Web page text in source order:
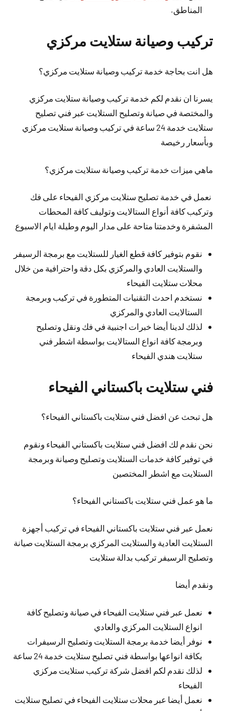
المناطق.
تركيب وصيانة ستلايت مركزي
هل انت بحاجة خدمة تركيب وصيانة ستلايت مركزي؟
يسرنا ان نقدم لكم خدمة تركيب وصيانة ستلايت مركزي
والمختصة في صيانة وتصليح الستلايت عبر فني تصليح
ستلايت خدمة 24 ساعة في تركيب وصيانة ستلايت مركزي
وبأسعار رخيصة
ماهي ميزات خدمة تركيب وصيانة ستلايت مركزي؟
نعمل في خدمة تصليح ستلايت مركزي الفيحاء على فك
وتركيب كافة أنواع الستالايت وتوليف كافة المحطات
المشفرة وخدمتنا متاحة على مدار اليوم وطيلة ايام الاسبوع
نقوم بتوفير كافة قطع الغيار للستلايت مع برمجة الرسيفر
والستلايت العادي والمركزي بكل دقة واحترافية من خلال
محلات ستلايت الفيحاء
نستخدم احدث التقنيات المتطورة في تركيب وبرمجة
الستالايت العادي والمركزي
لذلك لدينا أيضا خبرات اجنبية في فك ونقل وتصليح
وبرمجة كافة انواع الستالايت بواسطة اشطر فني
ستلايت هندي الفيحاء
فني ستلايت باكستاني الفيحاء
هل تبحث عن افضل فني ستلايت باكستاني الفيحاء؟
نحن نقدم لك افضل فني ستلايت باكستاني الفيحاء ونقوم
في توفير كافة خدمات الستلايت وتصليح وصيانة وبرمجة
الستلايت مع اشطر المختصين
ما هو عمل فني ستلايت باكستاني الفيحاء؟
نعمل عبر فني ستلايت باكستاني الفيحاء في تركيب أجهزة
الستلايت العادية والستلايت المركزي برمجة الستلايت صيانة
وتصليح الرسيفر تركيب بدالة ستلايت
ونقدم أيضا
نعمل عبر فني ستلايت الفيحاء في صيانة وتصليح كافة
انواع الستلايت المركزي والعادي
نوفر أيضا خدمة برمجة الستلايت وتصليح الرسيفرات
بكافة انواعها بواسطة فني تصليح ستلايت خدمة 24 ساعة
لذلك نقدم لكم افضل شركة تركيب ستلايت مركزي
الفيحاء
نعمل أيضا عبر محلات ستلايت الفيحاء في تصليح ستلايت